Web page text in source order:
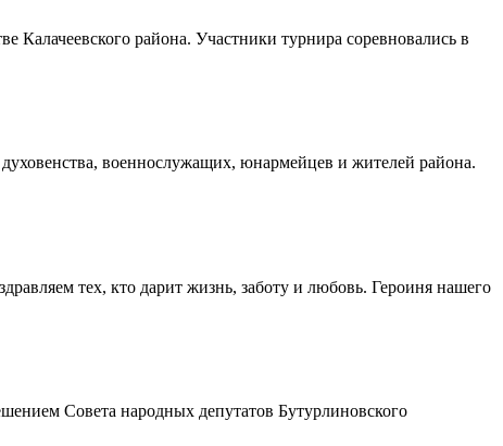
района. Участники турнира соревновались в
военнослужащих, юнармейцев и жителей района.
тех, кто дарит жизнь, заботу и любовь. Героиня нашего
Совета народных депутатов Бутурлиновского